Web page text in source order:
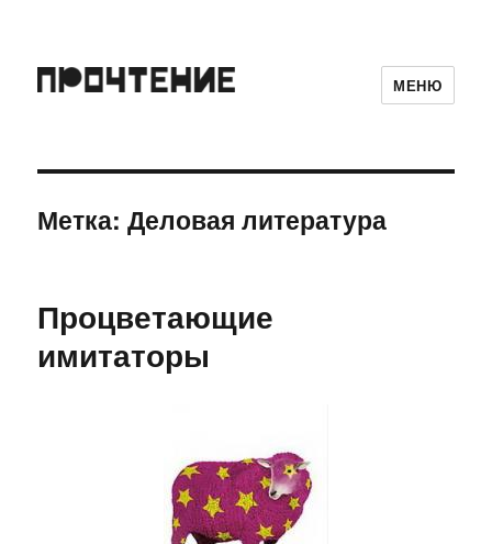
МЕНЮ
Метка:Деловая литература
Процветающие
имитаторы